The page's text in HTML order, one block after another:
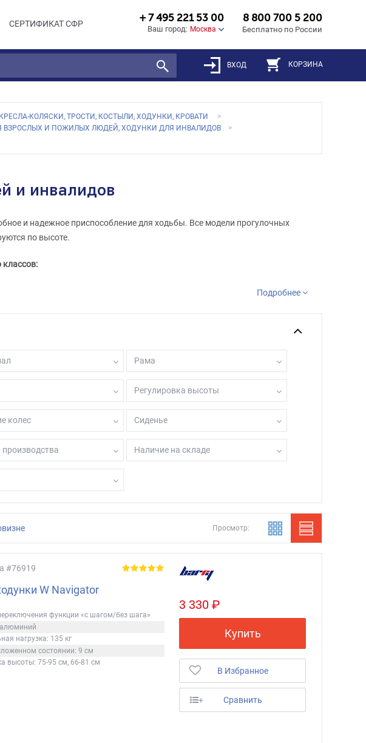
СЕРТИФИКАТ СФР
+ 7 495 221 53 00
Ваш город: Москва
8 800 700 5 200
Бесплатно по России
ВХОД КОРЗИНА
КОЛЯСКИ, ТРОСТИ, КОСТЫЛИ, ХОДУНКИ, КРОВАТИ
ВЗРОСЛЫХ И ПОЖИЛЫХ ЛЮДЕЙ, ХОДУНКИ ДЛЯ ИНВАЛИДОВ
и инвалидов
и надежное приспособление для ходьбы. Все модели прогулочных
по высоте.
фиксированные и опоры-ходунки с шаговым эффектом (ходунки
Подробнее
Рама
Регулировка высоты
колес Сиденье
производства Наличие на складе
Просмотр:
#76919
W Navigator
функции «с шагом/без шага»
нагрузка: 135 кг
состоянии: 9 см
высоты: 75-95 см, 66-81 см
3 330 ₽
Купить
В Избранное
+ Сравнить